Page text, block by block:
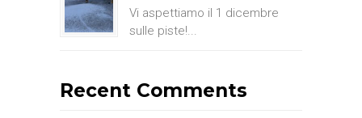
Vi aspettiamo il 1 dicembre
sulle piste!...
Recent Comments